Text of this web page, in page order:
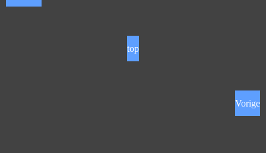
top
Vorige